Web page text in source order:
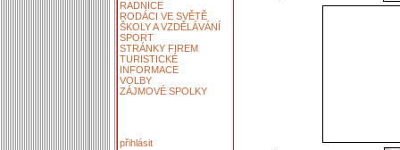
RADNICE
RODÁCI VE SVĚTĚ
ŠKOLY A VZDĚLÁVÁNÍ
SPORT
STRÁNKY FIREM
TURISTICKÉ
INFORMACE
VOLBY
ZÁJMOVÉ SPOLKY
přihlásit